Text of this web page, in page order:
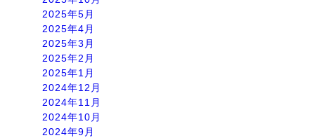
2025年5月
2025年4月
2025年3月
2025年2月
2025年1月
2024年12月
2024年11月
2024年10月
2024年9月